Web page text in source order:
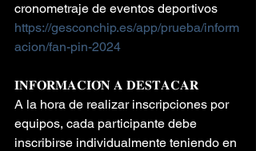
cronometraje de eventos deportivos
https://gesconchip.es/app/prueba/inform
acion/fan-pin-2024
𝐈𝐍𝐅𝐎𝐑𝐌𝐀𝐂𝐈𝐎́𝐍 𝐀 𝐃𝐄𝐒𝐓𝐀𝐂𝐀𝐑
A la hora de realizar inscripciones por
equipos, cada participante debe
inscribirse individualmente teniendo en